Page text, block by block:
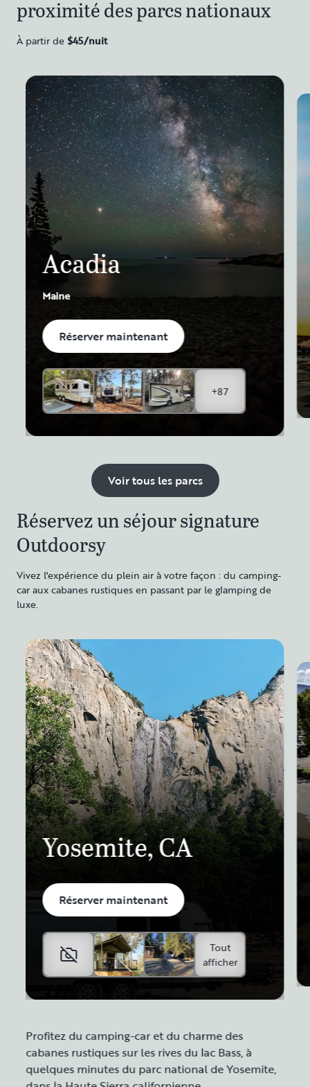
proximité des parcs nationaux
À partir de $45/nuit
Acadia
Maine
Réserver maintenant
+87
Voir tous les parcs
Réservez un séjour signature
Outdoorsy
Vivez l'expérience du plein air à votre façon : du camping-
car aux cabanes rustiques en passant par le glamping de
luxe.
Yosemite, CA
Réserver maintenant
Tout
afficher
Profitez du camping-car et du charme des
cabanes rustiques sur les rives du lac Bass, à
quelques minutes du parc national de Yosemite,